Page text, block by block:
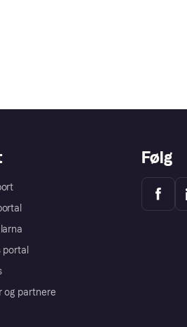
portal
og partnere
Følg